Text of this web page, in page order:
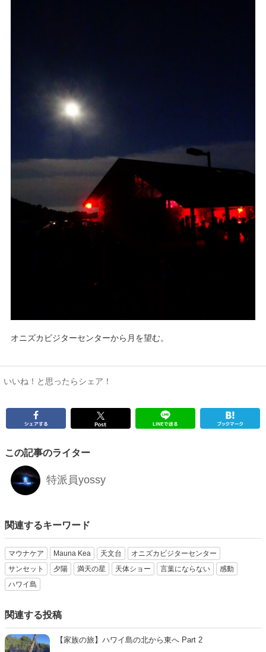
オニズカビジターセンターから月を望む。
いいね！と思ったらシェア！
この記事のライター
特派員yossy
関連するキーワード
マウナケア Mauna Kea 天文台
オニズカビジターセンター
サンセット
夕陽 満天の星 天体ショー 言葉にならない
感動
ハワイ島
関連する投稿
【家族の旅】ハワイ島の北から東へ Part 2